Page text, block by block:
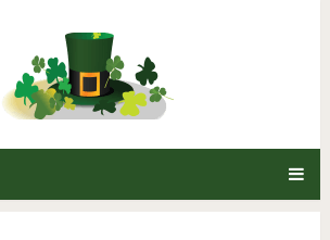
Там, где живет сказка: